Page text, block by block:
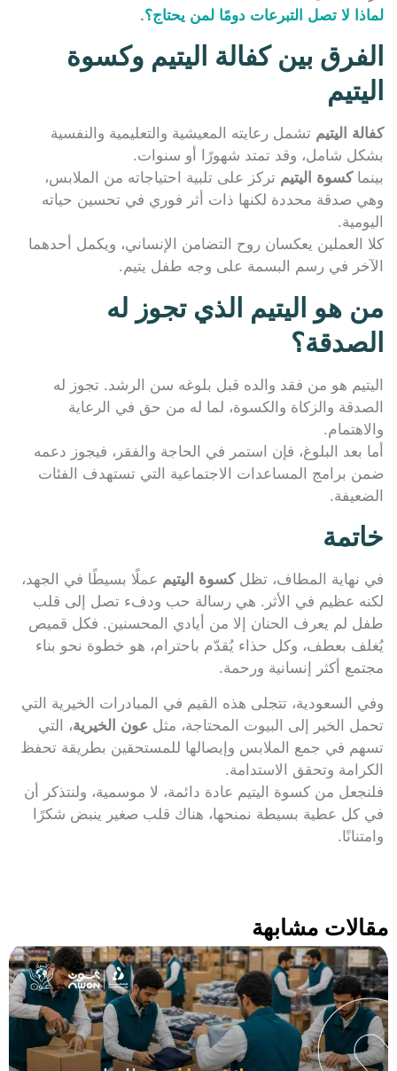
لماذا لا تصل التبرعات دومًا لمن يحتاج؟.
الفرق بين كفالة اليتيم وكسوة
اليتيم
كفالة اليتيم تشمل رعايته المعيشية والتعليمية والنفسية
بشكل شامل، وقد تمتد شهورًا أو سنوات.
بينماكسوة اليتيم تركز على تلبية احتياجاته من الملابس،
وهي صدقة محددة لكنها ذات أثر فوري في تحسين حياته
اليومية.
كلا العملين يعكسان روح التضامن الإنساني، ويكمل أحدهما
الآخر في رسم البسمة على وجه طفل يتيم.
من هو اليتيم الذي تجوز له
الصدقة؟
اليتيم هو من فقد والده قبل بلوغه سن الرشد. تجوز له
الصدقة والزكاة والكسوة، لما له من حق في الرعاية
والاهتمام.
أما بعد البلوغ، فإن استمر في الحاجة والفقر، فيجوز دعمه
ضمن برامج المساعدات الاجتماعية التي تستهدف الفئات
الضعيفة.
خاتمة
في نهاية المطاف، تظلكسوة اليتيم عملًا بسيطًا في الجهد،
لكنه عظيم في الأثر. هي رسالة حب ودفء تصل إلى قلب
طفل لم يعرف الحنان إلا من أيادي المحسنين. فكل قميص
يُغلف بعطف، وكل حذاء يُقدّم باحترام، هو خطوة نحو بناء
مجتمع أكثر إنسانية ورحمة.
وفي السعودية، تتجلى هذه القيم في المبادرات الخيرية التي
تحمل الخير إلى البيوت المحتاجة، مثل عون الخيرية، التي
تسهم في جمع الملابس وإيصالها للمستحقين بطريقة تحفظ
الكرامة وتحقق الاستدامة.
فلنجعل من كسوة اليتيم عادة دائمة، لا موسمية، ولنتذكر أن
في كل عطية بسيطة نمنحها، هناك قلب صغير ينبض شكرًا
وامتنانًا.
مقالات مشابهة